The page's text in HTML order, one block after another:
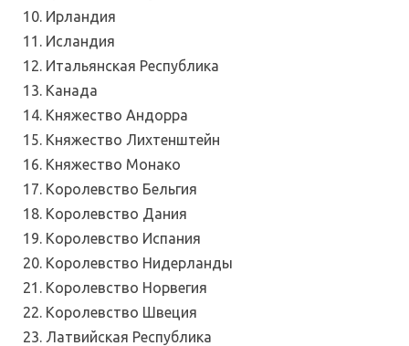
Ирландия
Исландия
Итальянская Республика
Канада
Княжество Андорра
Княжество Лихтенштейн
Княжество Монако
Королевство Бельгия
Королевство Дания
Королевство Испания
Королевство Нидерланды
Королевство Норвегия
Королевство Швеция
Латвийская Республика